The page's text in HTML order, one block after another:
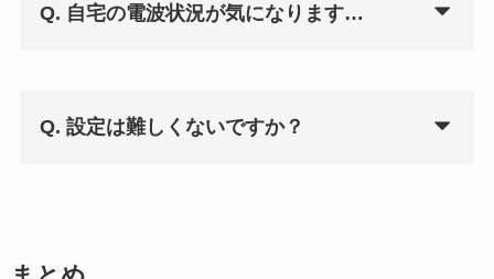
Q. 自宅の電波状況が気になります…
Q. 設定は難しくないですか？